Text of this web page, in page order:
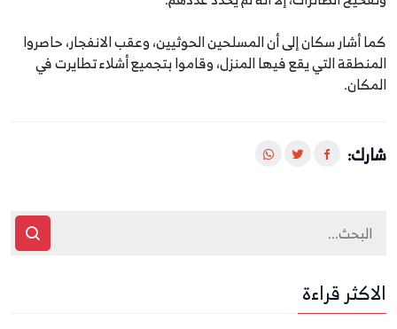
كما أشار سكان إلى أن المسلحين الحوثيين، وعقب الانفجار، حاصروا
المنطقة التي يقع فيها المنزل، وقاموا بتجميع أشلاء تطايرت في
المكان.
شارك:
الاكثر قراءة